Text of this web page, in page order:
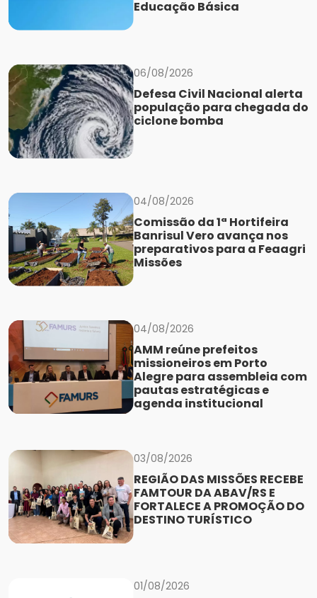
Educação Básica
06/08/2026
Defesa Civil Nacional alerta
população para chegada do
ciclone bomba
04/08/2026
Comissão da 1ª Hortifeira
Banrisul Vero avança nos
preparativos para a Feaagri
Missões
04/08/2026
AMM reúne prefeitos
missioneiros em Porto
Alegre para assembleia com
pautas estratégicas e
agenda institucional
03/08/2026
REGIÃO DAS MISSÕES RECEBE
FAMTOUR DA ABAV/RS E
FORTALECE A PROMOÇÃO DO
DESTINO TURÍSTICO
01/08/2026